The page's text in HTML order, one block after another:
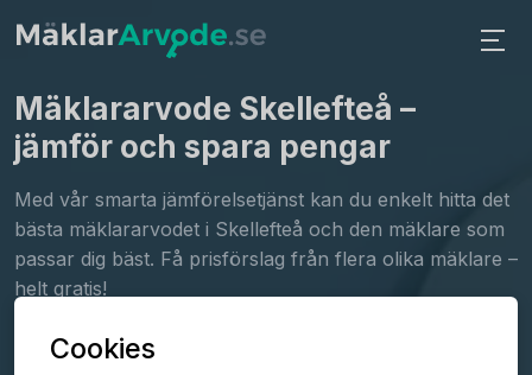
Mäklararvode Skellefteå –
jämför och spara pengar
Med vår smarta jämförelsetjänst kan du enkelt hitta det
bästa mäklararvodet i Skellefteå och den mäklare som
passar dig bäst. Få prisförslag från flera olika mäklare –
helt gratis!
Fyll i formuläret
Cookies